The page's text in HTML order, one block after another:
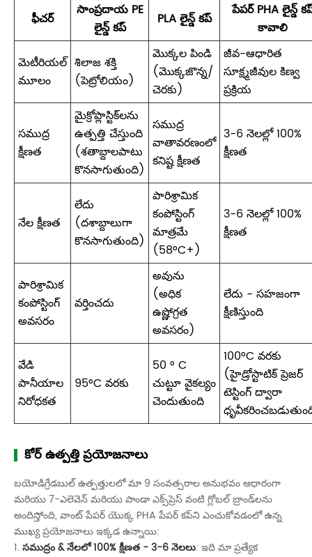
ఫీచర్
సాంప్రదాయ PE
లైన్డ్ కప్
PLA లైన్డ్ కప్
పేపర్ PHA లైన్డ్
కావాలి
మెటీరియల్
మూలం
శిలాజ శక్తి
(పెట్రోలియం)
మొక్కల పిండి
(మొక్కజొన్న/
చెరకు)
జీవ-ఆధారిత
సూక్ష్మజీవుల కిణ్వ
ప్రక్రియ
సముద్ర
క్షీణత
మైక్రోప్లాస్టిక్‌లను
ఉత్పత్తి చేస్తుంది
(శతాబ్దాలపాటు
కొనసాగుతుంది)
సముద్ర
వాతావరణంలో
కనిష్ట క్షీణత
3-6 నెలల్లో 100%
క్షీణత
నేల క్షీణత
లేదు
(దశాబ్దాలుగా
కొనసాగుతుంది)
పారిశ్రామిక
కంపోస్టింగ్
మాత్రమే
(58°C+)
3-6 నెలల్లో 100%
క్షీణత
పారిశ్రామిక
కంపోస్టింగ్
అవసరం
వర్తించదు
అవును
(అధిక
ఉష్ణోగ్రత
అవసరం)
లేదు - సహజంగా
క్షీణిస్తుంది
వేడి
పానీయాల
నిరోధకత
95°C వరకు
50 ° C
చుట్టూ వైకల్యం
చెందుతుంది
100°C వరకు
(హైడ్రోస్టాటిక్ ప్రెజర్
టెస్టింగ్ ద్వారా
కోర్ ఉత్పత్తి ప్రయోజనాలు
బయోడిగ్రేడబుల్ ఉత్పత్తులలో మా 9 సంవత్సరాల అనుభవం ఆధారంగా
మరియు 7-ఎలెవెన్ మరియు పాండా ఎక్స్‌ప్రెస్ వంటి గ్లోబల్ బ్రాండ్‌లను
అందిస్తోంది, వాంట్ పేపర్ యొక్క PHA పేపర్ కప్‌ని ఎంచుకోవడంలో ఉన్న
ముఖ్య ప్రయోజనాలు ఇక్కడ ఉన్నాయి:
1.సముద్రం & నేలలో 100% క్షీణత - 3-6 నెలలు: ఇది మా ప్రత్యేక